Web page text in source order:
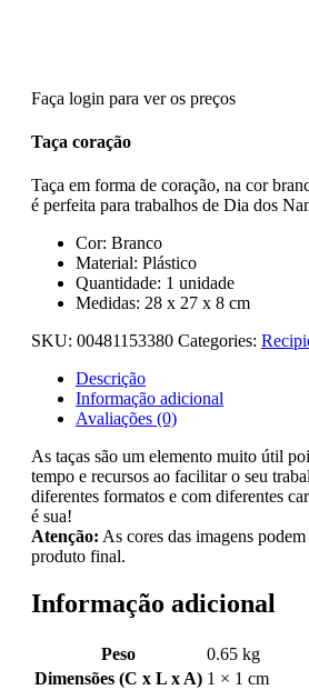
Faça login para ver os preços
Taça coração
Taça em forma de coração, na cor
é perfeita para trabalhos de Dia dos
Cor: Branco
Material: Plástico
Quantidade: 1 unidade
Medidas: 28 x 27 x 8 cm
SKU: 00481153380 Categories:
Descrição
Informação adicional
Avaliações (0)
As taças são um elemento muito útil
tempo e recursos ao facilitar o seu
diferentes formatos e com diferentes
é sua!
Atenção: As cores das imagens
produto final.
Informação adicional
Peso
0.65 kg
Dimensões (C x L x A) 1 × 1 cm